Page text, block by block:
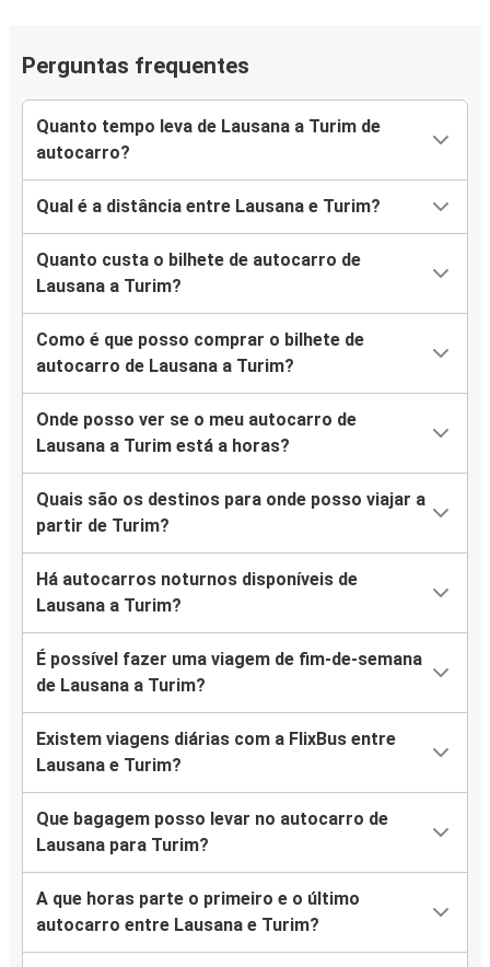
Perguntas frequentes
Quanto tempo leva de Lausana a Turim de
autocarro?
Qual é a distância entre Lausana e Turim?
Quanto custa o bilhete de autocarro de
Lausana a Turim?
Como é que posso comprar o bilhete de
autocarro de Lausana a Turim?
Onde posso ver se o meu autocarro de
Lausana a Turim está a horas?
Quais são os destinos para onde posso viajar a
partir de Turim?
Há autocarros noturnos disponíveis de
Lausana a Turim?
É possível fazer uma viagem de fim-de-semana
de Lausana a Turim?
Existem viagens diárias com a FlixBus entre
Lausana e Turim?
Que bagagem posso levar no autocarro de
Lausana para Turim?
A que horas parte o primeiro e o último
autocarro entre Lausana e Turim?